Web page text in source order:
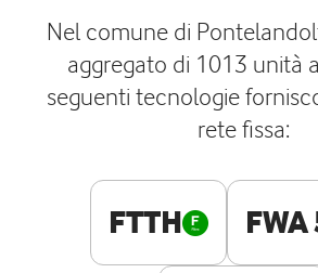
Nel comune di
aggregato di 1013 unità
seguenti tecnologie
rete fissa:
FTTH FWA